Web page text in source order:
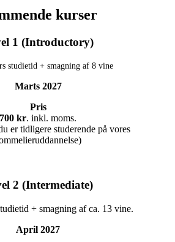
kurser
1 (Introductory)
studietid + smagning af 8 vine
Marts 2027
Pris
700 kr. inkl. moms.
er tidligere studerende på vores
2 (Intermediate)
+ smagning af ca. 13 vine.
April 2027